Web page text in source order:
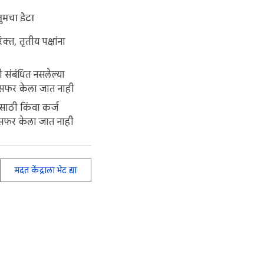
संशोधनास
आणि उत्पादनांच्या
करते आणि आपल्याला
एक गेम-चेंजर आहे.
प्रक्रिया करण्यास
डेटा
तृतीय पक्षांना
संबंधित नसलेल्या
केला जात नाही
किंवा कर्ज
केला जात नाही
मदत केंद्राला भेट द्या